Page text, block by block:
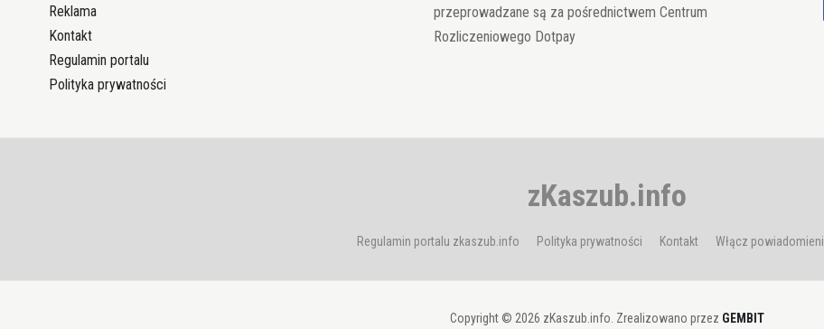
Reklama
Kontakt
Regulamin portalu
Polityka prywatności
przeprowadzane są za pośrednictwem Centrum
Rozliczeniowego Dotpay
zKaszub.info
Regulamin portalu zkaszub.info Polityka prywatności Kontakt Włącz
Copyright © 2026 zKaszub.info. Zrealizowano przez GEMBIT